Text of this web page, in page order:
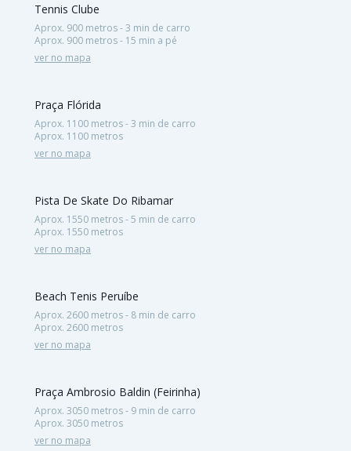
Tennis Clube
Aprox. 900 metros - 3 min de carro
Aprox. 900 metros - 15 min a pé
ver no mapa
Praça Flórida
Aprox. 1100 metros - 3 min de carro
Aprox. 1100 metros
ver no mapa
Pista De Skate Do Ribamar
Aprox. 1550 metros - 5 min de carro
Aprox. 1550 metros
ver no mapa
Beach Tenis Peruíbe
Aprox. 2600 metros - 8 min de carro
Aprox. 2600 metros
ver no mapa
Praça Ambrosio Baldin (Feirinha)
Aprox. 3050 metros - 9 min de carro
Aprox. 3050 metros
ver no mapa